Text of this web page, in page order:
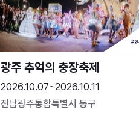
광주 추억의 충장축제
2026.10.07~2026.10.11
전남광주통합특별시 동구